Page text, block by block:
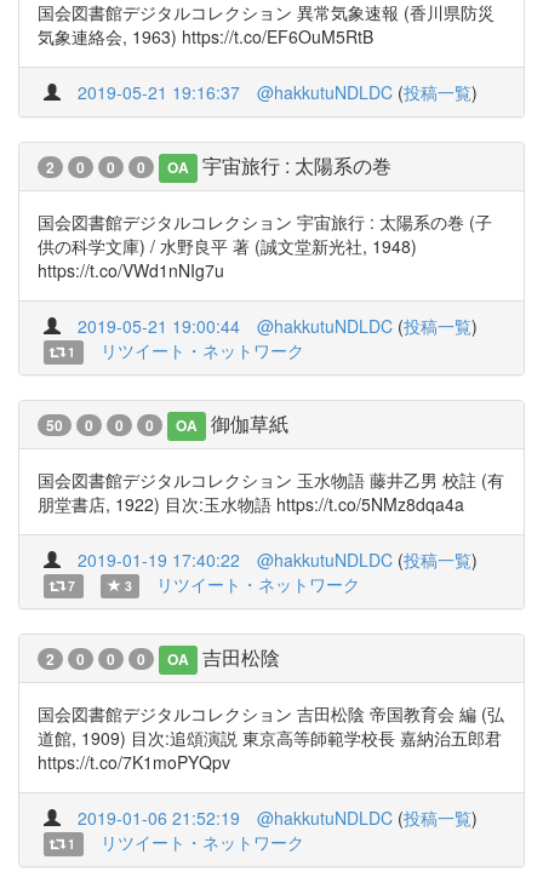
国会図書館デジタルコレクション 異常気象速報 (香川県防災
気象連絡会, 1963) https://t.co/EF6OuM5RtB
2019-05-21 19:16:37 @hakkutuNDLDC (投稿一覧)
2 0 0 0 OA 宇宙旅行 : 太陽系の巻
国会図書館デジタルコレクション 宇宙旅行 : 太陽系の巻 (子
供の科学文庫) / 水野良平 著 (誠文堂新光社, 1948)
https://t.co/VWd1nNIg7u
2019-05-21 19:00:44 @hakkutuNDLDC (投稿一覧)
1 リツイート・ネットワーク
50 0 0 0 OA 御伽草紙
国会図書館デジタルコレクション 玉水物語 藤井乙男 校註 (有
朋堂書店, 1922) 目次:玉水物語 https://t.co/5NMz8dqa4a
2019-01-19 17:40:22 @hakkutuNDLDC (投稿一覧)
7 3 リツイート・ネットワーク
2 0 0 0 OA 吉田松陰
国会図書館デジタルコレクション 吉田松陰 帝国教育会 編 (弘
道館, 1909) 目次:追頌演説 東京高等師範学校長 嘉納治五郎君
https://t.co/7K1moPYQpv
2019-01-06 21:52:19 @hakkutuNDLDC (投稿一覧)
1 リツイート・ネットワーク